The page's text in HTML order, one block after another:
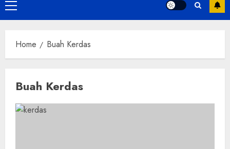
Primary
Menu
Home Buah Kerdas
Buah Kerdas